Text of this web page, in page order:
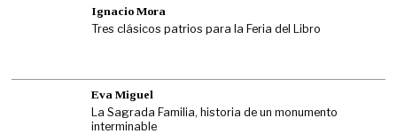
Ignacio Mora
Tres clásicos patrios para la Feria del Libro
Eva Miguel
La Sagrada Familia, historia de un monumento
interminable